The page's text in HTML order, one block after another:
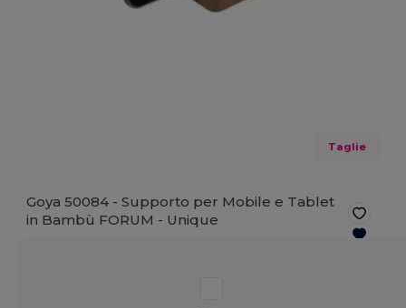
Taglie
Goya 50084 - Supporto per Mobile e Tablet
in Bambù FORUM - Unique